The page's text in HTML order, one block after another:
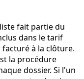
fait partie du
dans le tarif
à la clôture.
la procédure
dossier. Si l'un